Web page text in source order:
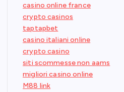
casino online france
crypto casinos
taptapbet
casino italiani online
crypto casino
siti scommesse non aams
migliori casino online
M88 link